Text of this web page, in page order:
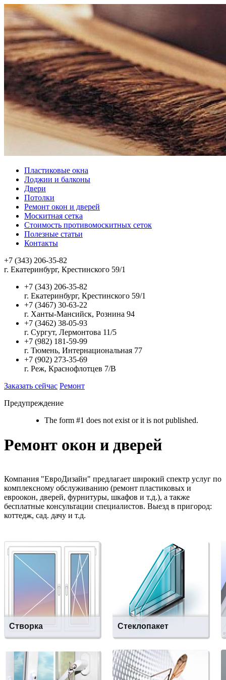
Пластиковые окна
Лоджии и балконы
Двери
Потолки
Ремонт окон и дверей
Москитная сетка
Стоимость противомоскитных сеток
Полезные статьи
Контакты
+7 (343) 206-35-82
г. Екатеринбург, Крестинского 59/1
+7 (343) 206-35-82
г. Екатеринбург, Крестинского 59/1
+7 (3467) 30-63-22
г. Ханты-Мансийск, Рознина 94
+7 (3462) 38-05-93
г. Сургут, Лермонтова 11/5
+7 (982) 181-59-99
г. Тюмень, Интернациональная 77
+7 (902) 273-35-69
г. Реж, Краснофлотцев 7/В
Заказать сейчас Ремонт
Предупреждение
The form #1 does not exist or it is not published.
Ремонт окон и дверей
Компания "ЕвроДизайн" предлагает широкий спектр услуг по
комплексному обслуживанию (ремонт пластиковых и
евроокон, дверей, фурнитуры, шкафов и т.д.), а также
бесплатные консультации специалистов. Выезд в пригород:
коттедж, сад. дачу и т.д.
Подробнее...
Створка
Регулировка, замена,
решение других проблем.
Стеклопакет
Монтаж/демонтаж, замена
ремонт, замена битого
стекла и т.д.
Подробнее... Подробнее...